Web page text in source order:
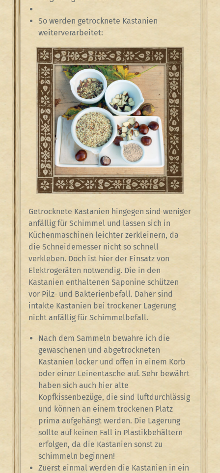
So werden getrocknete Kastanien
weiterverarbeitet:
Getrocknete Kastanien hingegen sind weniger
anfällig für Schimmel und lassen sich in
Küchenmaschinen leichter zerkleinern, da
die Schneidemesser nicht so schnell
verkleben. Doch ist hier der Einsatz von
Elektrogeräten notwendig. Die in den
Kastanien enthaltenen Saponine schützen
vor Pilz- und Bakterienbefall. Daher sind
intakte Kastanien bei trockener Lagerung
nicht anfällig für Schimmelbefall.
Nach dem Sammeln bewahre ich die
gewaschenen und abgetrockneten
Kastanien locker und offen in einem Korb
oder einer Leinentasche auf. Sehr bewährt
haben sich auch hier alte
Kopfkissenbezüge, die sind luftdurchlässig
und können an einem trockenen Platz
prima aufgehängt werden. Die Lagerung
sollte auf keinen Fall in Plastikbehältern
erfolgen, da die Kastanien sonst zu
schimmeln beginnen!
Zuerst einmal werden die Kastanien in ein